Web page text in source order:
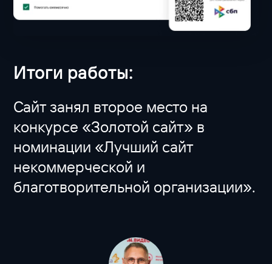
Итоги работы:
Сайт занял второе место на
конкурсе «Золотой сайт» в
номинации «Лучший сайт
некоммерческой и
благотворительной организации».